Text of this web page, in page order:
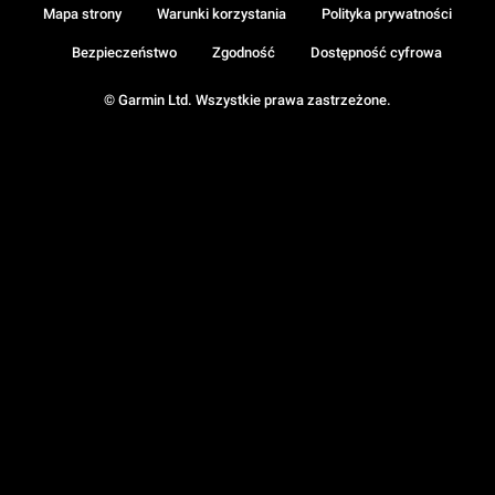
© Garmin Ltd. Wszystkie prawa zastrzeżone.
Mapa strony Warunki korzystania Polityka prywatności
Bezpieczeństwo Zgodność Dostępność cyfrowa